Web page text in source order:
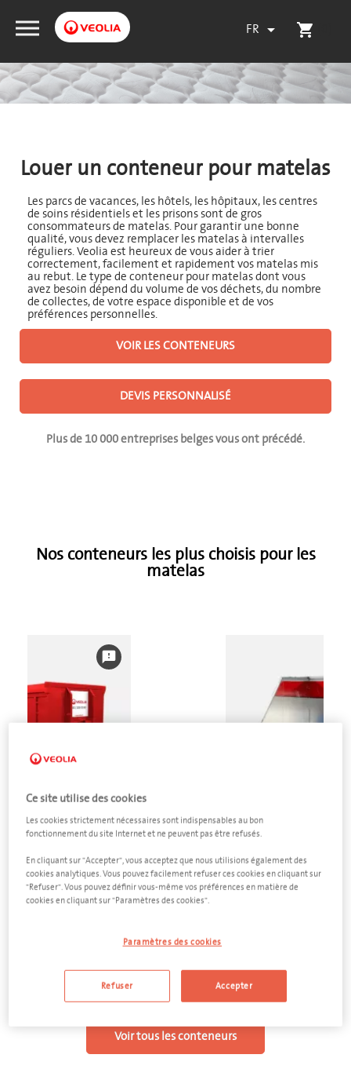
shopping_cart
FR 
Louer un conteneur pour matelas
Les parcs de vacances, les hôtels, les hôpitaux, les centres
de soins résidentiels et les prisons sont de gros
consommateurs de matelas. Pour garantir une bonne
qualité, vous devez remplacer les matelas à intervalles
réguliers. Veolia est heureux de vous aider à trier
correctement, facilement et rapidement vos matelas mis
au rebut. Le type de conteneur pour matelas dont vous
avez besoin dépend du volume de vos déchets, du nombre
de collectes, de votre espace disponible et de vos
préférences personnelles.
VOIR LES CONTENEURS
DEVIS PERSONNALISÉ
Plus de 10 000 entreprises belges vous ont précédé.
Nos conteneurs les plus choisis pour les
matelas
feedback
Matelas
fermé 30 m³
Matelas
Cage à
Voir tous les conteneurs
Ce site utilise des cookies
Les cookies strictement nécessaires sont indispensables au bon
fonctionnement du site Internet et ne peuvent pas être refusés.
En cliquant sur "Accepter", vous acceptez que nous utilisions également des
cookies analytiques. Vous pouvez facilement refuser ces cookies en cliquant sur
"Refuser". Vous pouvez définir vous-même vos préférences en matière de
cookies en cliquant sur "Paramètres des cookies".
Paramètres des cookies
Refuser Accepter